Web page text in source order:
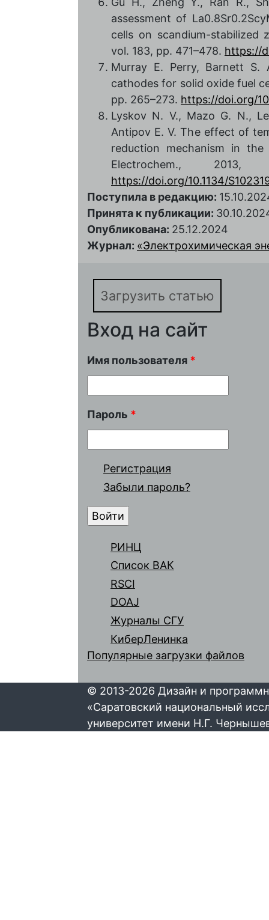
assessment of
cells on scandium-stabilized
vol. 183, pp. 471–478. https://
Murray E. Perry, Barnett S.
cathodes for solid oxide fuel
pp. 265–273. https://doi.org/
Lyskov N. V., Mazo G. N.,
Antipov E. V. The effect of
reduction mechanism in the
Electrochem.,
https://doi.org/10.1134/
Поступила в редакцию:
Принята к публикации:
Опубликована: 25.12.2024
Журнал: «Электрохимическая
Загрузить статью
Вход на сайт
Имя пользователя *
Пароль *
Регистрация
Забыли пароль?
РИНЦ
Список ВАК
RSCI
DOAJ
Журналы СГУ
КиберЛенинка
Популярные загрузки файлов
© 2013-2026 Дизайн и
«Саратовский национальный
университет имени Н.Г.